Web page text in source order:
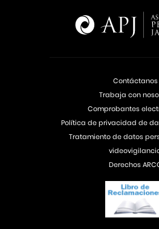
Contáctanos
Trabaja con
Comprobantes
Política de privacidad de
Tratamiento de datos
Derechos